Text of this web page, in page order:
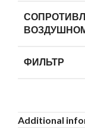
ФИЛЬТР
Additional